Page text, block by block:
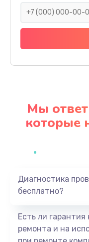
Чистка с
Замена
Мы
которые
Диагностика
бесплатно?
Есть ли гарантия
ремонта и на